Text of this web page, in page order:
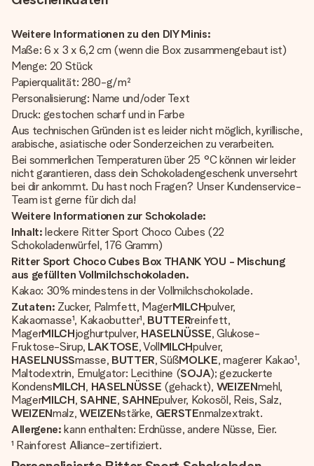
Weitere Informationen zu den DIY Minis:
Maße: 6 x 3 x 6,2 cm (wenn die Box zusammengebaut ist)
Menge: 20 Stück
Papierqualität: 280-g/m²
Personalisierung: Name und/oder Text
Druck: gestochen scharf und in Farbe
Aus technischen Gründen ist es leider nicht möglich, kyrillische,
arabische, asiatische oder Sonderzeichen zu verarbeiten.
Bei sommerlichen Temperaturen über 25 °C können wir leider
nicht garantieren, dass dein Schokoladengeschenk unversehrt
bei dir ankommt. Du hast noch Fragen? Unser Kundenservice-
Team ist gerne für dich da!
Weitere Informationen zur Schokolade:
Inhalt: leckere Ritter Sport Choco Cubes (22
Schokoladenwürfel, 176 Gramm)
Ritter Sport Choco Cubes Box THANK YOU - Mischung
aus gefüllten Vollmilchschokoladen.
Kakao: 30% mindestens in der Vollmilchschokolade.
Zutaten: Zucker, Palmfett, MagerMILCHpulver,
Kakaomasse¹, Kakaobutter¹, BUTTERreinfett,
MagerMILCHjoghurtpulver, HASELNÜSSE, Glukose-
Fruktose-Sirup, LAKTOSE, VollMILCHpulver,
HASELNUSSmasse, BUTTER, SüßMOLKE, magerer Kakao¹,
Maltodextrin, Emulgator: Lecithine (SOJA); gezuckerte
KondensMILCH, HASELNÜSSE (gehackt), WEIZENmehl,
MagerMILCH,SAHNE, SAHNEpulver, Kokosöl, Reis, Salz,
WEIZENmalz,WEIZENstärke, GERSTEnmalzextrakt.
Allergene: kann enthalten: Erdnüsse, andere Nüsse, Eier.
¹ Rainforest Alliance-zertifiziert.